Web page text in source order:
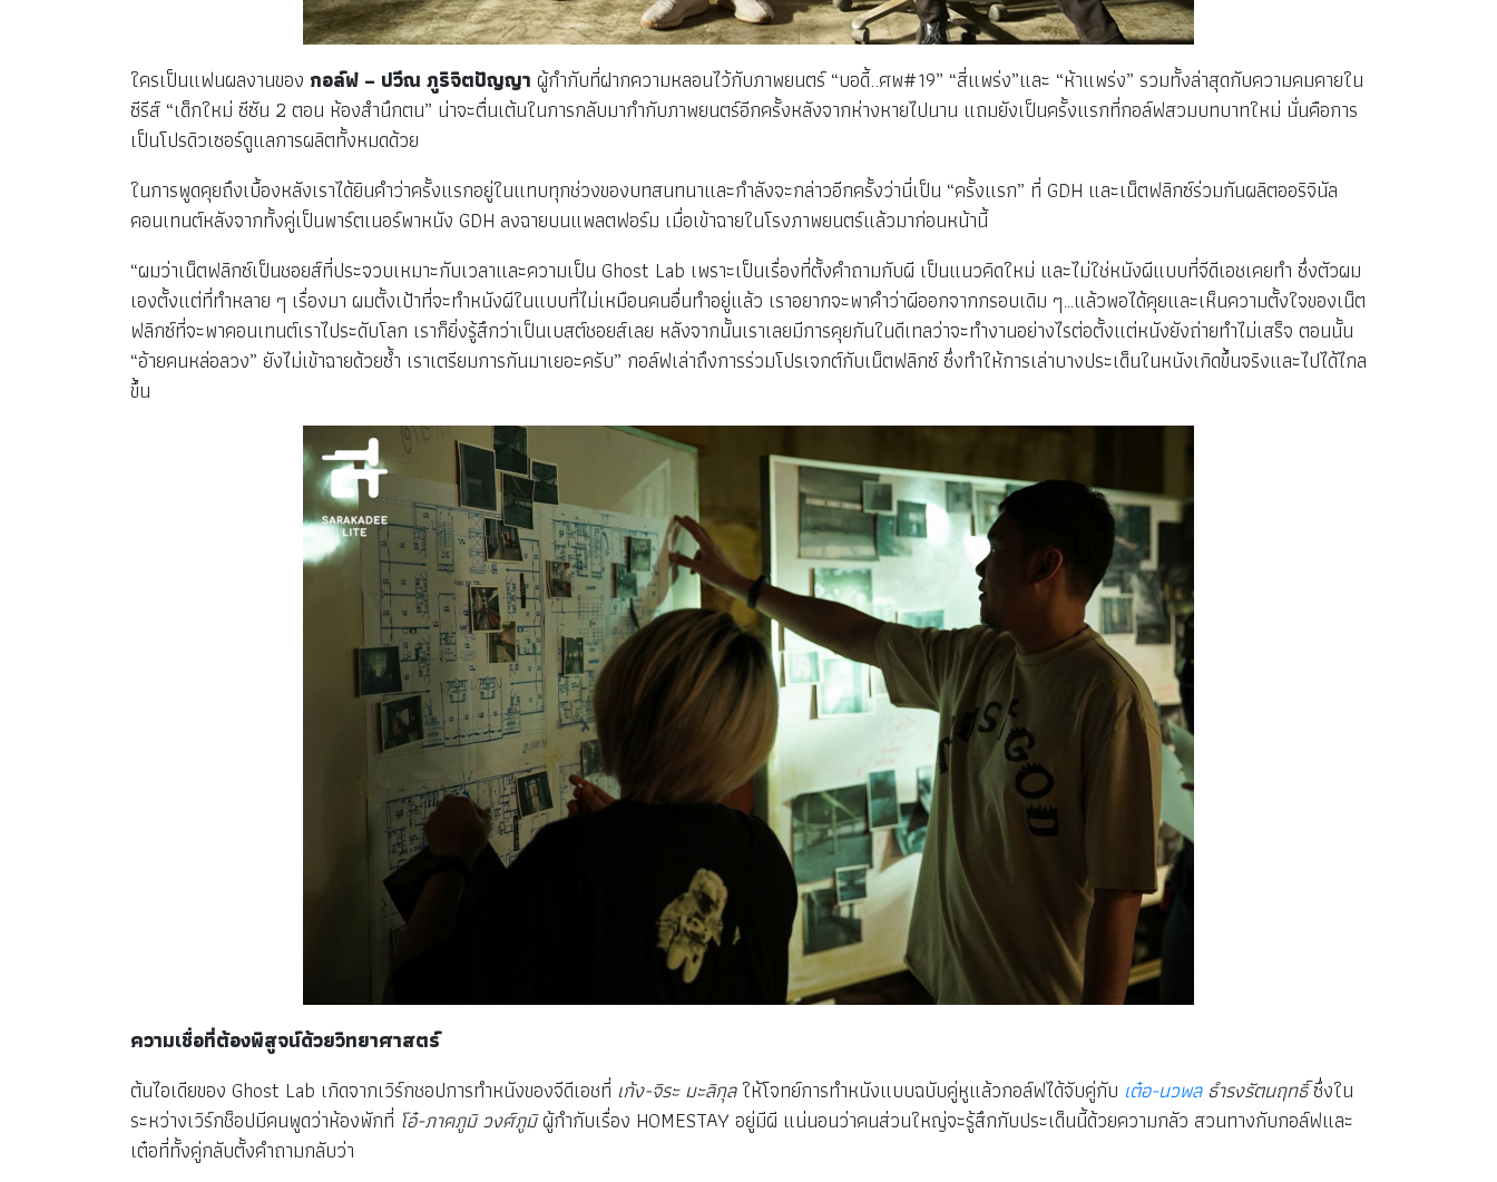
ใครเป็นแฟนผลงานของ กอล์ฟ – ปวีณ ภูริจิตปัญญา ผู้กำกับที่ฝากความหลอนไว้กับภาพยนตร์ “บอดี้..ศพ#19” “สี่แพร่ง”และ “ห้าแพร่ง” รวมทั้งล่าสุดกับความคมคายใน
ซีรีส์ “เด็กใหม่ ซีซัน 2 ตอน ห้องสำนึกตน” น่าจะตื่นเต้นในการกลับมากำกับภาพยนตร์อีกครั้งหลังจากห่างหายไปนาน แถมยังเป็นครั้งแรกที่กอล์ฟสวมบทบาทใหม่ นั่นคือการ
เป็นโปรดิวเซอร์ดูแลการผลิตทั้งหมดด้วย
ในการพูดคุยถึงเบื้องหลังเราได้ยินคำว่าครั้งแรกอยู่ในแทบทุกช่วงของบทสนทนาและกำลังจะกล่าวอีกครั้งว่านี่เป็น “ครั้งแรก” ที่ GDH และเน็ตฟลิกซ์ร่วมกันผลิตออริจินัล
คอนเทนต์หลังจากทั้งคู่เป็นพาร์ตเนอร์พาหนัง GDH ลงฉายบนแพลตฟอร์ม เมื่อเข้าฉายในโรงภาพยนตร์แล้วมาก่อนหน้านี้
“ผมว่าเน็ตฟลิกซ์เป็นชอยส์ที่ประจวบเหมาะกับเวลาและความเป็น Ghost Lab เพราะเป็นเรื่องที่ตั้งคำถามกับผี เป็นแนวคิดใหม่ และไม่ใช่หนังผีแบบที่จีดีเอชเคยทำ ซึ่งตัวผม
เองตั้งแต่ที่ทำหลาย ๆ เรื่องมา ผมตั้งเป้าที่จะทำหนังผีในแบบที่ไม่เหมือนคนอื่นทำอยู่แล้ว เราอยากจะพาคำว่าผีออกจากกรอบเดิม ๆ…แล้วพอได้คุยและเห็นความตั้งใจของเน็ต
ฟลิกซ์ที่จะพาคอนเทนต์เราไประดับโลก เราก็ยิ่งรู้สึกว่าเป็นเบสต์ชอยส์เลย หลังจากนั้นเราเลยมีการคุยกันในดีเทลว่าจะทำงานอย่างไรต่อตั้งแต่หนังยังถ่ายทำไม่เสร็จ ตอนนั้น
“อ้ายคนหล่อลวง” ยังไม่เข้าฉายด้วยซ้ำ เราเตรียมการกันมาเยอะครับ” กอล์ฟเล่าถึงการร่วมโปรเจกต์กับเน็ตฟลิกซ์ ซึ่งทำให้การเล่าบางประเด็นในหนังเกิดขึ้นจริงและไปได้ไกล
ขึ้น
ความเชื่อที่ต้องพิสูจน์ด้วยวิทยาศาสตร์
ต้นไอเดียของ Ghost Lab เกิดจากเวิร์กชอปการทำหนังของจีดีเอชที่ เก้ง-จิระ มะลิกุลให้โจทย์การทำหนังแบบฉบับคู่หูแล้วกอล์ฟได้จับคู่กับ เต๋อ-นวพลธำรงรัตนฤทธิ์ซึ่งใน
ระหว่างเวิร์กช็อปมีคนพูดว่าห้องพักที่ โอ๋-ภาคภูมิ วงศ์ภูมิผู้กำกับเรื่อง HOMESTAY อยู่มีผี แน่นอนว่าคนส่วนใหญ่จะรู้สึกกับประเด็นนี้ด้วยความกลัว สวนทางกับกอล์ฟและ
เต๋อที่ทั้งคู่กลับตั้งคำถามกลับว่า